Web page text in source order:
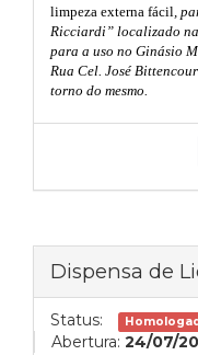
limpeza externa fácil,
Ricciardi” localizado
para a uso no Ginásio
Rua Cel. José
torno do mesmo.
Dispensa de
Status:
Abertura: 24/07/